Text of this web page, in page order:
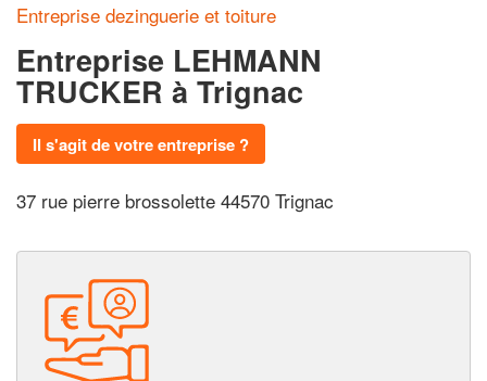
Entreprise dezinguerie et toiture
Entreprise LEHMANN
TRUCKER à Trignac
Il s'agit de votre entreprise ?
37 rue pierre brossolette 44570 Trignac